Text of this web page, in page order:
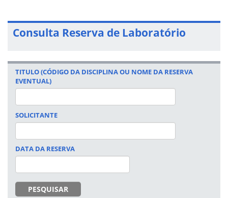
Consulta Reserva de Laboratório
TITULO (CÓDIGO DA DISCIPLINA OU NOME DA RESERVA
EVENTUAL)
SOLICITANTE
DATA DA RESERVA
PESQUISAR